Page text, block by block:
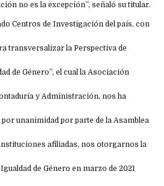
no es la excepción”, señaló su titular.
Centros de Investigación del país, con
transversalizar la Perspectiva de
de Género”, el cual la Asociación
y Administración, nos ha
unanimidad por parte de la Asamblea
afiliadas, nos otorgarnos la
de Género en marzo de 2021